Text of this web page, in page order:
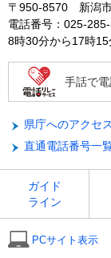
〒950-8570 新潟
電話番号：025-285-
8時30分から17時15
手話で
県庁へのアクセス
直通電話番号一
ガイド
ライン
PCサイト表示